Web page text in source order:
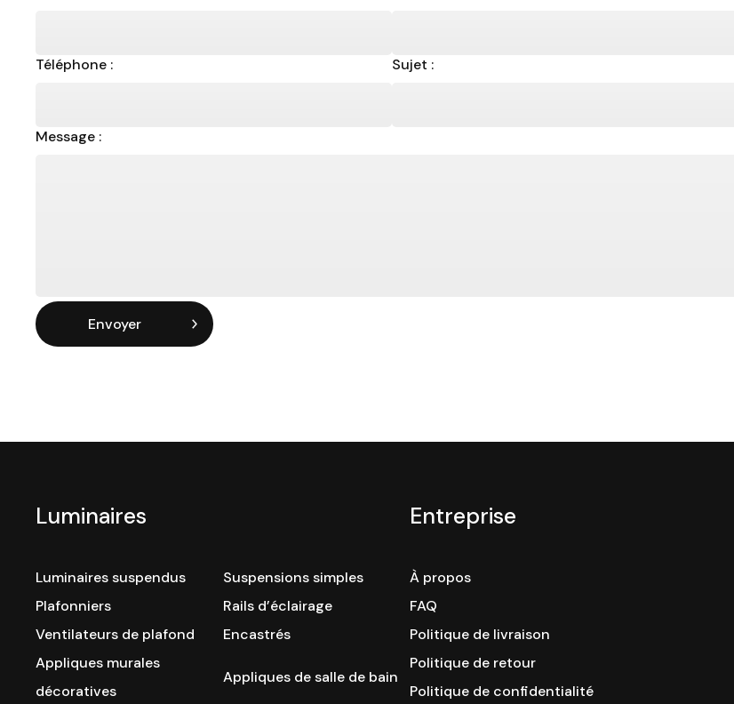
Téléphone : Sujet :
Message :
Envoyer
Luminaires
Luminaires suspendus
Suspensions simples
Plafonniers
Rails d’éclairage
Ventilateurs de plafond
Encastrés
Appliques murales
décoratives
Appliques de salle de bain
Entreprise
À propos
FAQ
Politique de livraison
Politique de retour
Politique de confidentialité